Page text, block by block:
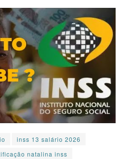
inss 13 salário 2026
natalina inss